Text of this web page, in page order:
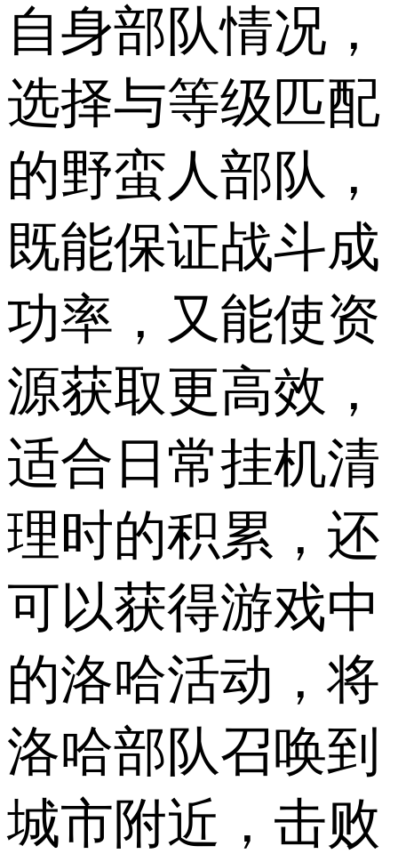
自身部队情况，
选择与等级匹配
的野蛮人部队，
既能保证战斗成
功率，又能使资
源获取更高效，
适合日常挂机清
理时的积累，还
可以获得游戏中
的洛哈活动，将
洛哈部队召唤到
城市附近，击败